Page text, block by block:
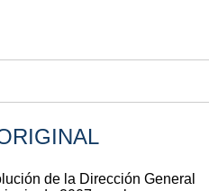
de la Dirección General